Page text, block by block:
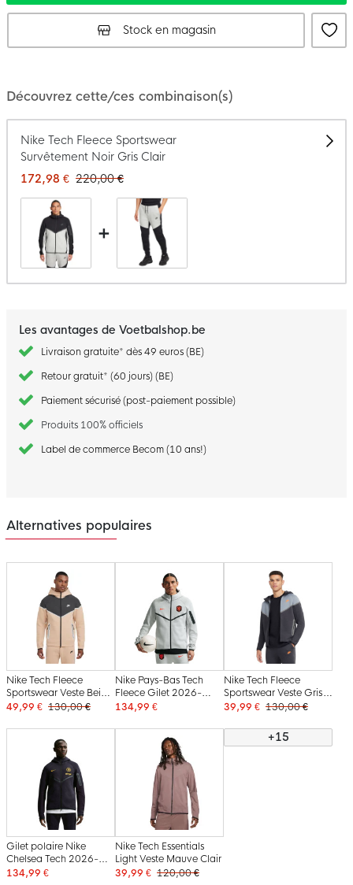
Stock en magasin
Découvrez cette/ces combinaison(s)
Nike Tech Fleece Sportswear
Survêtement Noir Gris Clair
172,98 € 220,00 €
+
Les avantages de Voetbalshop.be
Livraison gratuite* dès 49 euros (BE)
Retour gratuit* (60 jours) (BE)
Paiement sécurisé (post-paiement possible)
Produits 100% officiels
Label de commerce Becom (10 ans!)
Alternatives populaires
Nike Tech Fleece
Sportswear Veste Beige
Gris Foncé Argenté
49,99 € 130,00 €
Nike Pays-Bas Tech
Fleece Gilet 2026-
2028 Gris Clair Noir
134,99 €
Nike Tech Fleece
Sportswear Veste Gris
Bleu Gris Foncé
39,99 € 130,00 €
Gilet polaire Nike
Chelsea Tech 2026-
2027 noir doré jaune
134,99 €
Nike Tech Essentials
Light Veste Mauve Clair
39,99 € 120,00 €
+15